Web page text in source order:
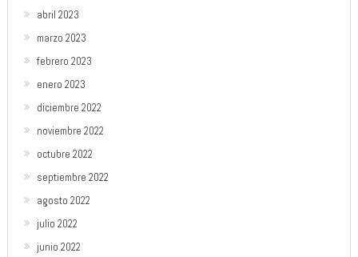
abril 2023
marzo 2023
febrero 2023
enero 2023
diciembre 2022
noviembre 2022
octubre 2022
septiembre 2022
agosto 2022
julio 2022
junio 2022